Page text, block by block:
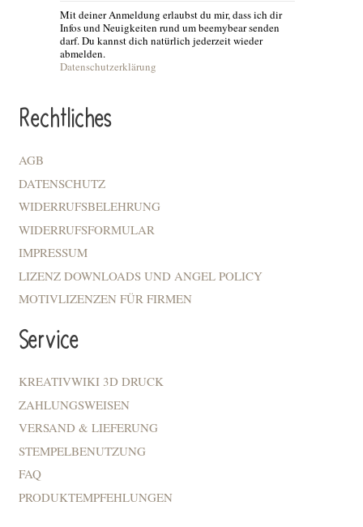
Mit deiner Anmeldung erlaubst du mir, dass ich dir
Infos und Neuigkeiten rund um beemybear senden
darf. Du kannst dich natürlich jederzeit wieder
abmelden.
Datenschutzerklärung
Rechtliches
AGB
DATENSCHUTZ
WIDERRUFSBELEHRUNG
WIDERRUFSFORMULAR
IMPRESSUM
LIZENZ DOWNLOADS UND ANGEL POLICY
MOTIVLIZENZEN FÜR FIRMEN
Service
KREATIVWIKI 3D DRUCK
ZAHLUNGSWEISEN
VERSAND & LIEFERUNG
STEMPELBENUTZUNG
FAQ
PRODUKTEMPFEHLUNGEN